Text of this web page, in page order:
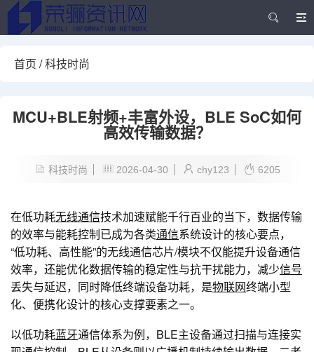
首页 /科技时尚
MCU+BLE射频+丰富外设，BLE SoC如何
高效传输数据？
科技时尚 2026-04-30 chy123 6205
在低功耗无线通信技术加速赋能千行百业的当下，数据传输
的效率与能耗控制已成为各类通信系统设计的核心要点，
“低功耗、高性能”的无线通信芯片/模块不仅能提升设备通信
效率，还能优化数据传输的稳定性与抗干扰能力，减少信号
丢失与延迟，同时降低终端设备功耗，是物联网终端小型
化、便携化设计的核心支撑要素之一。
以低功耗蓝牙通信体系为例，BLE主设备通过扫描与连接实